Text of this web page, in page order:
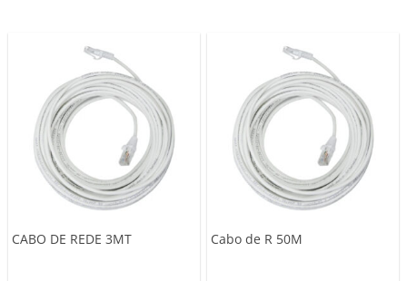
CABO DE REDE 3MT Cabo de R 50M